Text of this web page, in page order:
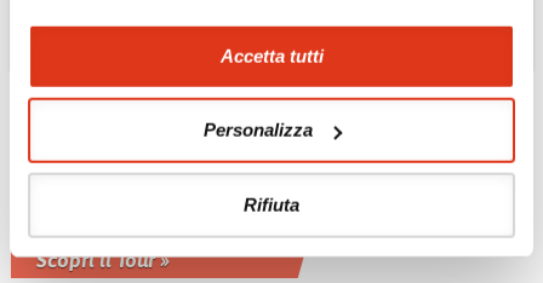
Accetta tutti
Personalizza
Rifiuta
Corso di cucina Thai a
Chiang Mai
Scopri il Tour »